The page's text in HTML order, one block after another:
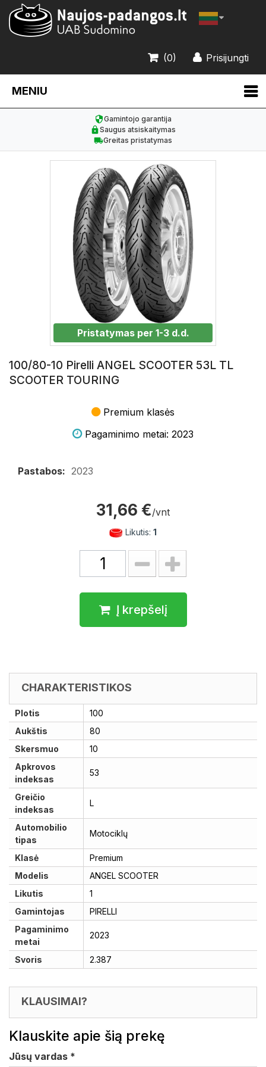
Prisijungti
(0)
MENIU
Gamintojo garantija
Saugus atsiskaitymas
Greitas pristatymas
Pristatymas per 1-3 d.d.
100/80-10 Pirelli ANGEL SCOOTER 53L TL
SCOOTER TOURING
Premium klasės
Pagaminimo metai: 2023
Pastabos: 2023
31,66 €/vnt
Likutis: 1
Į krepšelį
CHARAKTERISTIKOS
Plotis
100
Aukštis
80
Skersmuo
10
Apkrovos
indeksas
53
Greičio
indeksas
L
Automobilio
tipas
Motociklų
Klasė
Premium
Modelis
ANGEL SCOOTER
Likutis
1
Gamintojas
PIRELLI
Pagaminimo
metai
2023
Svoris 2.387
KLAUSIMAI?
Klauskite apie šią prekę
Jūsų vardas *